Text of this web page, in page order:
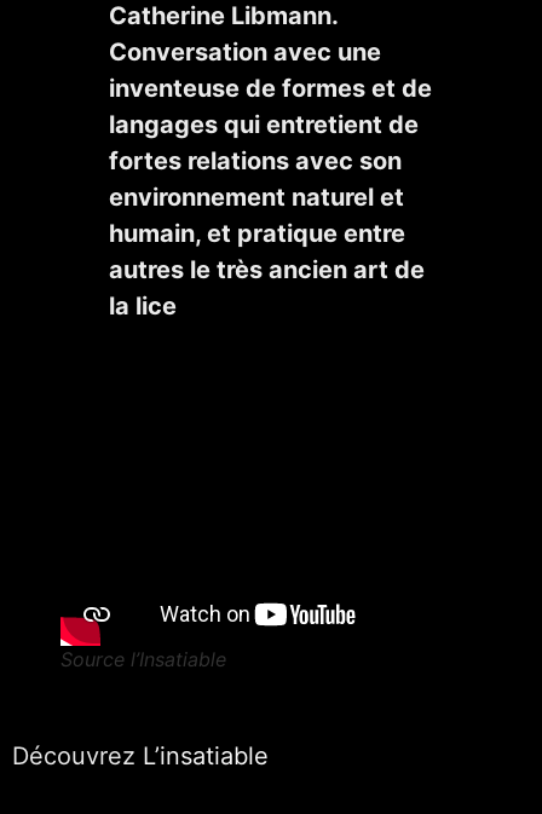
Catherine Libmann.
Conversation avec une
inventeuse de formes et de
langages qui entretient de
fortes relations avec son
environnement naturel et
humain, et pratique entre
autres le très ancien art de
la lice
Source l’Insatiable
Découvrez L’insatiable